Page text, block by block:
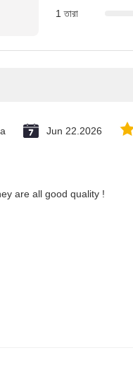
1 তারা
Jun 22.2026
are all good quality !